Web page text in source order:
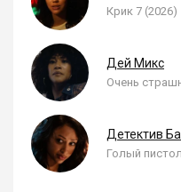
Крик 7 (2026)
Дей Микс
Очень
Детектив
Голый